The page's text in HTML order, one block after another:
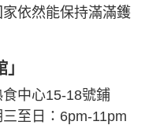
依然能保持滿滿鑊
中心15-18號鋪
至日：6pm-11pm